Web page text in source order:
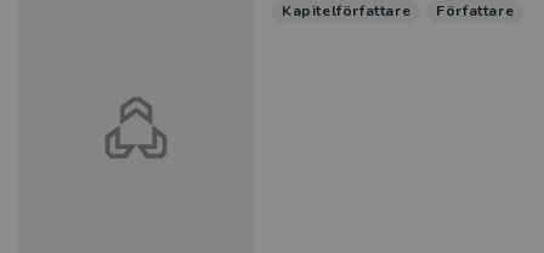
Kapitelförfattare Författare